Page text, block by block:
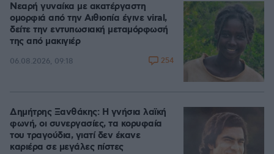
Νεαρή γυναίκα με ακατέργαστη
ομορφιά από την Αιθιοπία έγινε viral,
δείτε την εντυπωσιακή μεταμόρφωσή
της από μακιγιέρ
06.08.2026, 09:18 254
Δημήτρης Ξανθάκης: Η γνήσια λαϊκή
φωνή, οι συνεργασίες, τα κορυφαία
του τραγούδια, γιατί δεν έκανε
καριέρα σε μεγάλες πίστες